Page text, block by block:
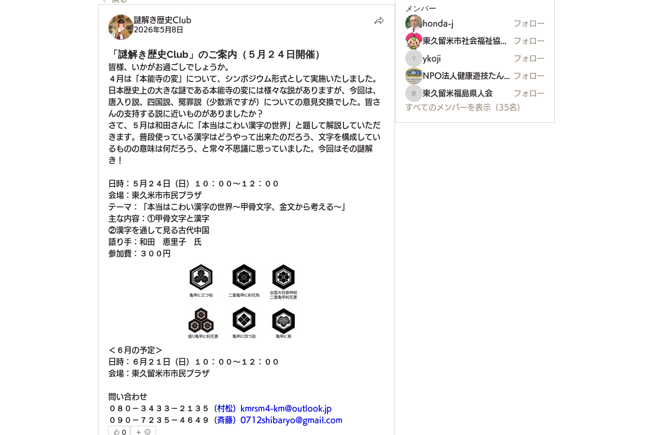
謎解き歴史Club
2026年5月8日
「謎解き歴史Club」のご案内（５月２４日開催）
皆様、いかがお過ごしでしょうか。
４月は「本能寺の変」について、シンポジウム形式として実施いたしました。
日本歴史上の大きな謎である本能寺の変には様々な説がありますが、今回は、
唐入り説、四国説、冤罪説（少数派ですが）についての意見交換でした。皆さ
んの支持する説に近いものがありましたか？
さて、５月は和田さんに「本当はこわい漢字の世界」と題して解説していただ
きます。普段使っている漢字はどうやって出来たのだろう、文字を構成してい
るものの意味は何だろう、と常々不思議に思っていました。今回はその謎解
き！
日時：５月２４日（日）１０：００～１２：００
会場：東久米市市民プラザ
テーマ：「本当はこわい漢字の世界～甲骨文字、金文から考える～」
主な内容：①甲骨文字と漢字
②漢字を通して見る古代中国
語り手：和田　恵里子　氏
参加費：３００円
＜６月の予定＞
日時：６月２１日（日）１０：００～１２：００
会場：東久留米市市民プラザ
問い合わせ
０８０－３４３３－２１３５（村松）kmrsm4-km@outlook.jp
０９０－７２３５－４６４９（斉藤）0712shibaryo@gmail.com
0
メンバー
honda-j フォロー
東久留米市社会福祉協議会 フォロー
ykoji
ykoji フォロー
NPO法人健康遊技たんぽぽ フォロー
東久留米福島県人会
東久留米福島県人会
フォロー
すべてのメンバーを表示（35名）